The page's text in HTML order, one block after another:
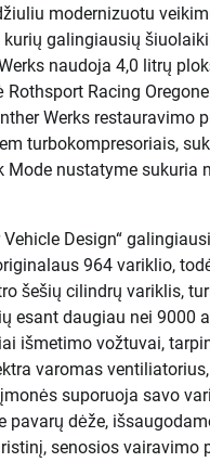
modernizuotu
galingiausių
naudoja 4,0 litrų
Racing
Werks restauravimo
turbokompresoriais,
Mode nustatyme sukuria
Vehicle Design“
964 variklio,
šešių cilindrų variklis,
esant daugiau nei 9000
išmetimo vožtuvai,
varomas
suporuoja savo
pavarų dėže,
senosios vairavimo